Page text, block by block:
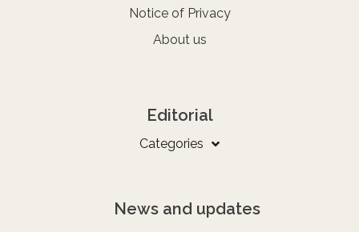
Notice of Privacy
About us
Editorial
Categories
News and updates